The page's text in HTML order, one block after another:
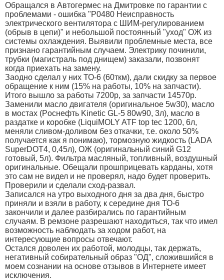
Обращался в Автогермес на Дмитровке по гарантии с
проблемами - ошибка "P0480 Неисправность
электрического вентилятора с ШИМ-регулированием
(обрыв в цепи)" и небольшой постоянный "уход" ОЖ из
системы охлаждения. Выявили проблемные места, все
признано гарантийным случаем. Электрику починили,
трубки (магистраль под днищем) заказали, позвонят
когда приехать на замену.
Заодно сделал у них ТО-6 (60ткм), дали скидку за первое
обращение к ним (15% на работы, 10% на запчасти).
Итого вышло за работы 7200р, за запчасти 14570р.
Заменили масло двигателя (оригинальное 5w30), масло
в мостах (Pоснефть Kinetic GL-5 80w90, 3л), масло в
раздатке и коробке (LiquiMOLY ATF top tec 1200, 6л,
меняли сливом-доливом без откачки, т.е. около 50%
получается как я понимаю), тормозную жидкость (LADA
SuperDOT4, 0,45л), ОЖ (оригинальный синий G12
готовый, 5л). Фильтра масляный, топливный, воздушный
оригинальные. Обещали прошприцевать карданы, хотя
это сам не видел и не проверял, надо будет проверить.
Проверили и сделали сход-развал.
Записался на утро выходного дня за два дня, быстро
приняли и взяли в работу, к середине дня ТО-6
закончили и далее разбирались по гарантийным
случаям. В ремзоне разрешают находиться, так что имел
возможность наблюдать за ходом работ, на
интересующие вопросы отвечают.
Остался доволен их работой, молодцы, так держать,
негативный собирательный образ "ОД", сложившийся в
моем сознании на основе отзывов в Интернете имеет
исключения.